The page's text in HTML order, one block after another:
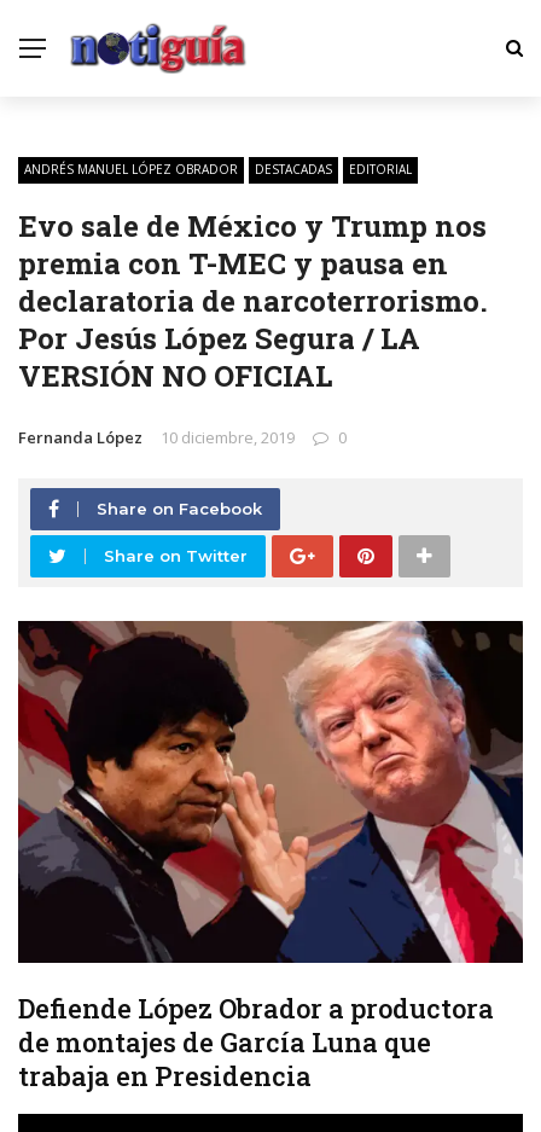
ANDRÉS MANUEL LÓPEZ OBRADOR DESTACADAS EDITORIAL
Evo sale de México y Trump nos
premia con T-MEC y pausa en
declaratoria de narcoterrorismo.
Por Jesús López Segura / LA
VERSIÓN NO OFICIAL
Fernanda López 10 diciembre, 2019 0
Share on Facebook
Share on Twitter
Defiende López Obrador a productora
de montajes de García Luna que
trabaja en Presidencia